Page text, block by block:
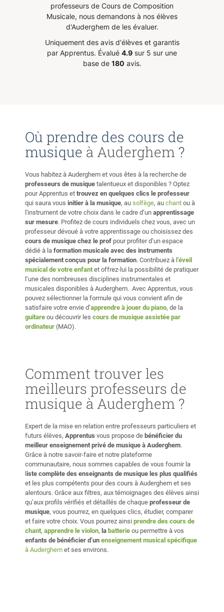
bb7/etc... ----Techniques au Pick (Guitare Électrique) :
*Alternate Picking *Fast Picking/Tremolo Picking
*Economy Picking *Gravity Picking *Hybrid Picking
*Palm Mute *Natural Harmonics *Pinch Harmonics
*Artificial Harmonics ----Strumming/Picking à la main
de feeling et pulsations ----Apprendre ses chansons
favorites *Suggestions de ma part en fonctions de votre
niveau et style *Suggestions de votre part en fonctions de
conseils *Jam avec moi *Etude de solos et comment s'en
inspirer ----Comprendre et connaître le solfège *Théorie
sur l'Harmonie *Harmonisation des gammes *Cycle des
quintes *Progressions d'accords *Cadences d'accords
*Nomenclature : Classique/Jazz/Moderne *Lecture sur
Tablatures et Portées *Etude sur la tonalité ----Théorie
sur la Mélodie *Mélodie simple VS complexe *Target
Notes *Tips & Tricks ----Théorie sur le Rythme
*Connaissances des grooves de plusieurs style de
musique *Gammes Rhythmiques *Subdivisions des notes
*Ternaire et binaire *Signatures Rhythmiques ----
Production Musicale *Composition *Arrangement
*Enregistrement
moyen de lui expliquer les sujets
difficiles et canaliser son
l’aise, plus confiant et les
résultats sont très satisfaisants.
professeurs de Cours de Composition
Musicale, nous demandons à nos élèves
d'Auderghem de les évaluer.
Uniquement des avis d'élèves et garantis
par Apprentus. Évalué 4.9 sur 5 sur une
base de 180 avis.
Où prendre des cours de
musique à Auderghem ?
Vous habitez à Auderghem et vous êtes à la recherche de
professeurs de musique talentueux et disponibles ? Optez
pour Apprentus et trouvez en quelques clics le professeur
qui saura vous initier à la musique, au solfège, au chant ou à
l'instrument de votre choix dans le cadre d’un apprentissage
sur mesure. Profitez de cours individuels chez vous, avec un
professeur dévoué à votre apprentissage ou choisissez des
cours de musique chez le prof pour profiter d’un espace
dédié à la formation musicale avec des instruments
spécialement conçus pour la formation. Contribuez à l'éveil
musical de votre enfant et offrez-lui la possibilité de pratiquer
l’une des nombreuses disciplines instrumentales et
musicales disponibles à Auderghem. Avec Apprentus, vous
pouvez sélectionner la formule qui vous convient afin de
satisfaire votre envie d’apprendre à jouer du piano, de la
guitare ou découvrir les cours de musique assistée par
ordinateur (MAO).
Comment trouver les
meilleurs professeurs de
musique à Auderghem ?
Expert de la mise en relation entre professeurs particuliers et
futurs élèves, Apprentus vous propose de bénéficier du
meilleur enseignement privé de musique à Auderghem.
Grâce à notre savoir-faire et notre plateforme
communautaire, nous sommes capables de vous fournir la
iste complète des enseignants de musique les plus qualifiés
et les plus compétents pour des cours à Auderghem et ses
alentours. Grâce aux filtres, aux témoignages des élèves ainsi
qu’aux profils vérifiés et détaillés de chaque professeur de
musique, vous pourrez, en quelques clics, étudier, comparer
et faire votre choix. Vous pourrez ainsi prendre des cours de
chant, apprendre le violon, la batterie ou permettre à vos
enfants de bénéficier d’un enseignement musical spécifique
à Auderghem et ses environs.